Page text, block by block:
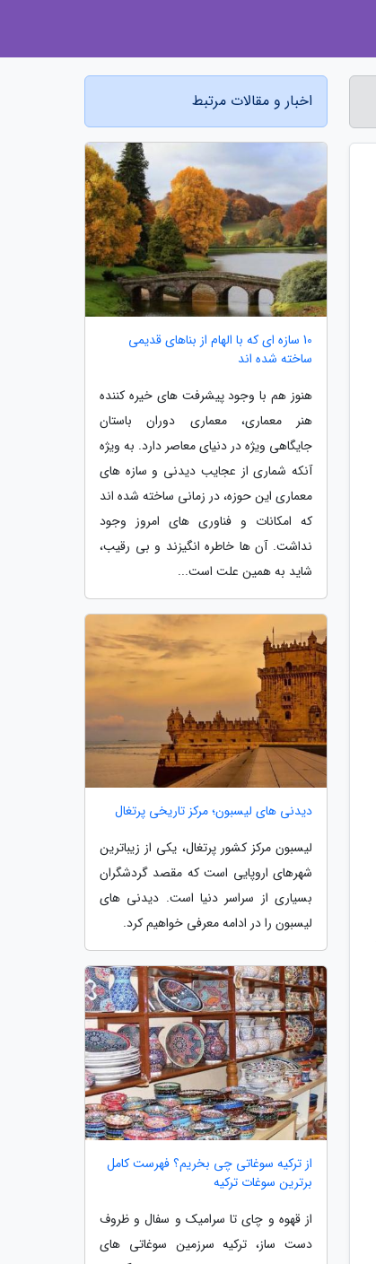
اخبار و مقالات مرتبط
10 سازه ای که با الهام از بناهای قدیمی
ساخته شده اند
هنوز هم با وجود پیشرفت های خیره کننده
هنر معماری، معماری دوران باستان
جایگاهی ویژه در دنیای معاصر دارد. به ویژه
آنکه شماری از عجایب دیدنی و سازه های
معماری این حوزه، در زمانی ساخته شده اند
که امکانات و فناوری های امروز وجود
نداشت. آن ها خاطره انگیزند و بی رقیب،
شاید به همین علت است...
دیدنی های لیسبون؛ مرکز تاریخی پرتغال
لیسبون مرکز کشور پرتغال، یکی از زیباترین
شهرهای اروپایی است که مقصد گردشگران
بسیاری از سراسر دنیا است. دیدنی های
لیسبون را در ادامه معرفی خواهیم کرد.
از ترکیه سوغاتی چی بخریم؟ فهرست کامل
برترین سوغات ترکیه
از قهوه و چای تا سرامیک و سفال و ظروف
دست ساز، ترکیه سرزمین سوغاتی های